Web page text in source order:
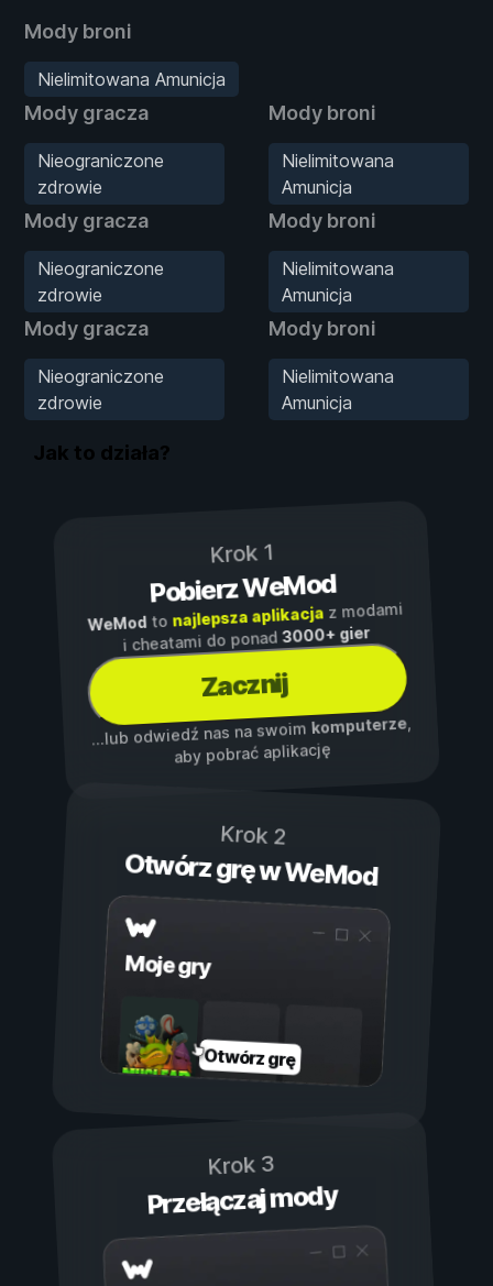
Mody broni
Nielimitowana Amunicja
Mody gracza
Nieograniczone
zdrowie
Mody broni
Nielimitowana
Amunicja
Mody gracza
Nieograniczone
zdrowie
Mody broni
Nielimitowana
Amunicja
Mody gracza
Nieograniczone
zdrowie
Mody broni
Nielimitowana
Amunicja
Jak to działa?
Krok 1
Pobierz WeMod
WeModto najlepsza aplikacjaz modami
i cheatami do ponad3000+ gier
Zacznij
...lub odwiedź nas na swoim komputerze,
aby pobrać aplikację
Krok 2
Otwórz grę w WeMod
Moje gry
Otwórz grę
Krok 3
Przełączaj mody